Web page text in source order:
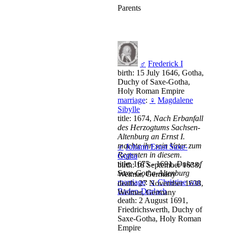
Parents
♂ Frederick I
birth: 15 July 1646, Gotha,
Duchy of Saxe-Gotha,
Holy Roman Empire
marriage: ♀ Magdalene
Sibylle
title: 1674, Nach Erbanfall
des Herzogtums Sachsen-
Altenburg an Ernst I.
machte ihn sein Vater zum
Regenten in diesem.
title: 1675 - 1691,Duke of
Saxe-Gotha-Altenburg
marriage:♀ Christine von
Baden-Durlach
death: 2 August 1691,
Friedrichswerth, Duchy of
Saxe-Gotha, Holy Roman
Empire
♂ Johann Ernst Saxe-
Gotha
birth: 18 September 1638,
Weimar, Germany
death: 27 November 1638,
Weimar, Germany